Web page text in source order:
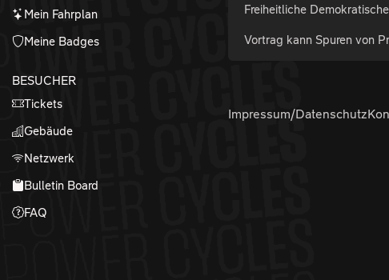
Mein Fahrplan
Meine Badges
BESUCHER
Tickets
Gebäude
Netzwerk
Bulletin Board
FAQ
Freiheitliche
Vortrag kann Spuren von
Impressum/Datenschutz